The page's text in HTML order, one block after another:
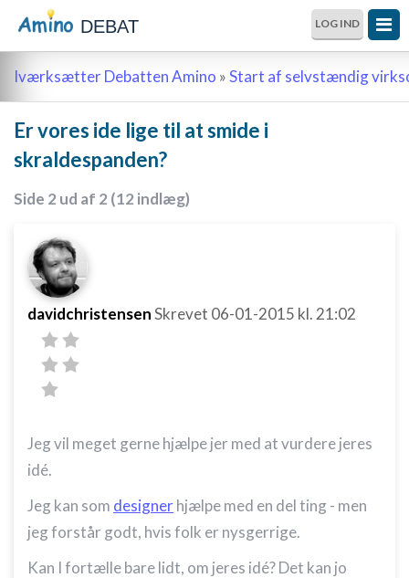
DEBAT LOG IND
Iværksætter Debatten Amino »Start af selvstændig
Er vores ide lige til at smide i
skraldespanden?
Side 2 ud af 2 (12 indlæg)
davidchristensenSkrevet 06-01-2015 kl. 21:02
Jeg vil meget gerne hjælpe jer med at vurdere jeres
idé.
Jeg kan som designerhjælpe med en del ting - men
jeg forstår godt, hvis folk er nysgerrige.
Kan I fortælle bare lidt, om jeres idé? Det kan jo